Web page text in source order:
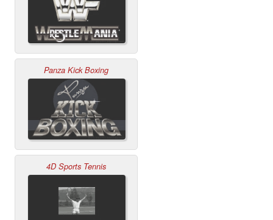
Panza Kick Boxing
4D Sports Tennis